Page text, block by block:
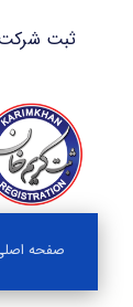
ثبت شرکت ،
صفحه